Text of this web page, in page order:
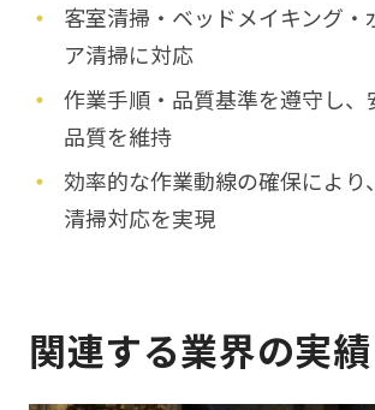
客室清掃・ベッドメイキング・
ア清掃に対応
作業手順・品質基準を遵守し、
品質を維持
効率的な作業動線の確保により
清掃対応を実現
関連する業界の実績